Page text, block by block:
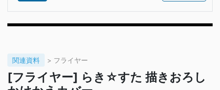
関連資料 > フライヤー
[フライヤー] らき☆すた 描きおろし